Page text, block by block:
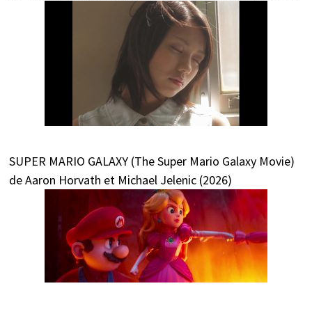
SUPER MARIO GALAXY (The Super Mario Galaxy Movie)
de Aaron Horvath et Michael Jelenic (2026)